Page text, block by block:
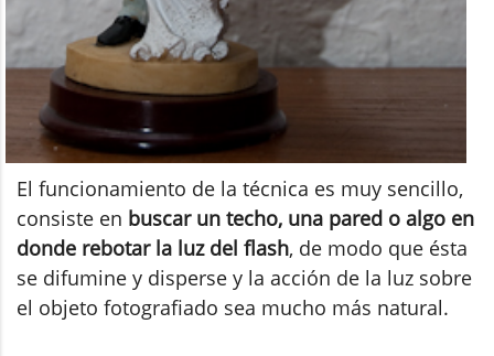
El funcionamiento de la técnica es muy sencillo,
consiste en buscar un techo, una pared o algo en
donde rebotar la luz del flash, de modo que ésta
se difumine y disperse y la acción de la luz sobre
el objeto fotografiado sea mucho más natural.